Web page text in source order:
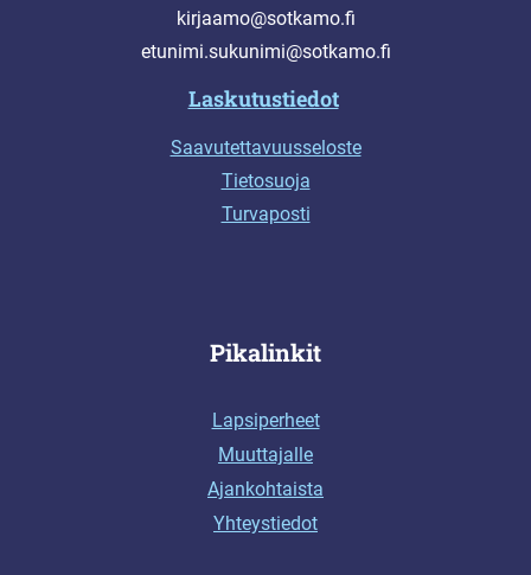
kirjaamo@sotkamo.fi
etunimi.sukunimi@sotkamo.fi
Laskutustiedot
Saavutettavuusseloste
Tietosuoja
Turvaposti
Pikalinkit
Lapsiperheet
Muuttajalle
Ajankohtaista
Yhteystiedot